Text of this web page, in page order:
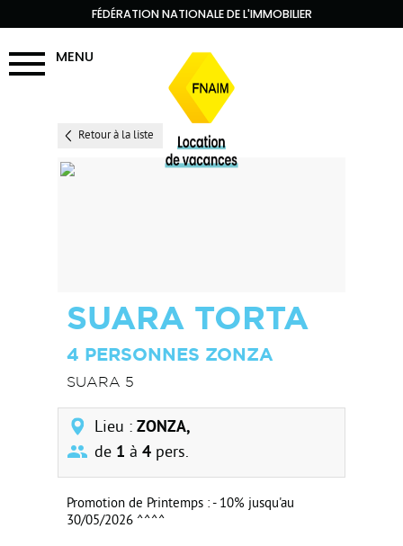
FÉDÉRATION NATIONALE DE L'IMMOBILIER
MENU
Retour à la liste
SUARA TORTA
4 PERSONNES ZONZA
SUARA 5
Lieu : ZONZA,
de 1 à 4 pers.
Promotion de Printemps : - 10% jusqu'au
30/05/2026 ^^^^